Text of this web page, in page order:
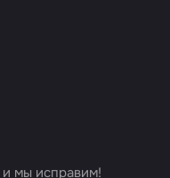
мы исправим!